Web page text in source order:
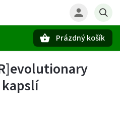
Prázdný košík
kapslí